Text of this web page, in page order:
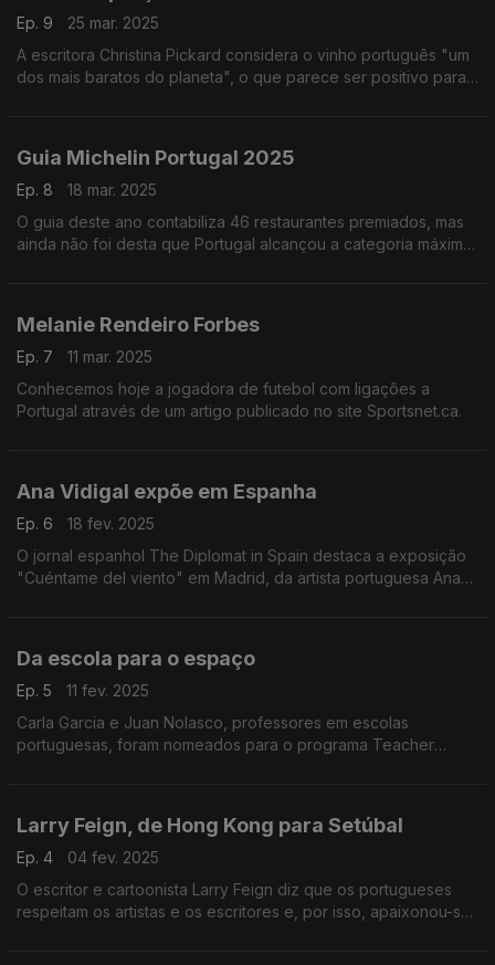
Ep. 9
25 mar. 2025
A escritora Christina Pickard considera o vinho português "um
dos mais baratos do planeta", o que parece ser positivo para
Guia Michelin Portugal 2025
Ep. 8
18 mar. 2025
O guia deste ano contabiliza 46 restaurantes premiados, mas
ainda não foi desta que Portugal alcançou a categoria máxima
Melanie Rendeiro Forbes
Ep. 7
11 mar. 2025
Conhecemos hoje a jogadora de futebol com ligações a
Portugal através de um artigo publicado no site Sportsnet.ca.
Ana Vidigal expõe em Espanha
Ep. 6
18 fev. 2025
O jornal espanhol The Diplomat in Spain destaca a exposição
"Cuéntame del viento" em Madrid, da artista portuguesa Ana
Da escola para o espaço
Ep. 5
11 fev. 2025
Carla Garcia e Juan Nolasco, professores em escolas
portuguesas, foram nomeados para o programa Teacher
Larry Feign, de Hong Kong para Setúbal
Ep. 4
04 fev. 2025
O escritor e cartoonista Larry Feign diz que os portugueses
respeitam os artistas e os escritores e, por isso, apaixonou-se